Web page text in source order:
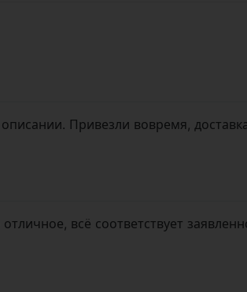
Привезли вовремя,
всё соответствует